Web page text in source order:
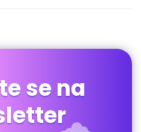
se na